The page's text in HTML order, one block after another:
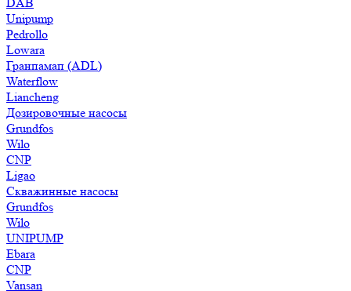
Unipump
Pedrollo
Lowara
Гранпамап (ADL)
Waterflow
Liancheng
Дозировочные насосы
Grundfos
Wilo
CNP
Ligao
Скважинные насосы
Grundfos
Wilo
UNIPUMP
Ebara
CNP
Vansan